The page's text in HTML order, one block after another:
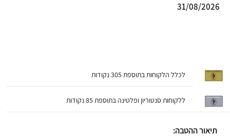
31/08/2026
לכלל הלקוחות בתוספת 305 נקודות
ללקוחות סנטוריון ופלטינה בתוספת 85 נקודות
תיאור ההטבה: